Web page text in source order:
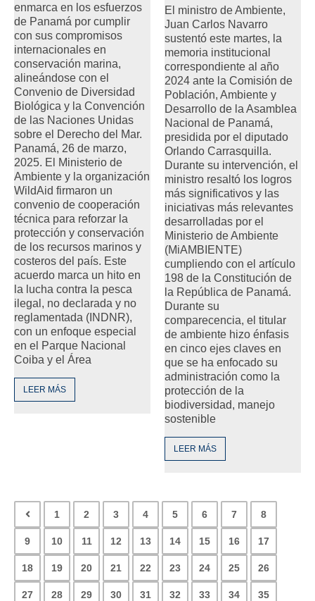
enmarca en los esfuerzos
de Panamá por cumplir
con sus compromisos
internacionales en
conservación marina,
alineándose con el
Convenio de Diversidad
Biológica y la Convención
de las Naciones Unidas
sobre el Derecho del Mar.
Panamá, 26 de marzo,
2025. El Ministerio de
Ambiente y la organización
WildAid firmaron un
convenio de cooperación
técnica para reforzar la
protección y conservación
de los recursos marinos y
costeros del país. Este
acuerdo marca un hito en
la lucha contra la pesca
ilegal, no declarada y no
reglamentada (INDNR),
con un enfoque especial
en el Parque Nacional
Coiba y el Área
LEER MÁS
El ministro de Ambiente,
Juan Carlos Navarro
sustentó este martes, la
memoria institucional
correspondiente al año
2024 ante la Comisión de
Población, Ambiente y
Desarrollo de la Asamblea
Nacional de Panamá,
presidida por el diputado
Orlando Carrasquilla.
Durante su intervención, el
ministro resaltó los logros
más significativos y las
iniciativas más relevantes
desarrolladas por el
Ministerio de Ambiente
(MiAMBIENTE)
cumpliendo con el artículo
198 de la Constitución de
la República de Panamá.
Durante su
comparecencia, el titular
de ambiente hizo énfasis
en cinco ejes claves en
que se ha enfocado su
administración como la
protección de la
biodiversidad, manejo
sostenible
LEER MÁS
1 2 3 4 5 6 7 8
9 10 11 12 13 14 15 16 17
18 19 20 21 22 23 24 25 26
27 28 29 30 31 32 33 34 35